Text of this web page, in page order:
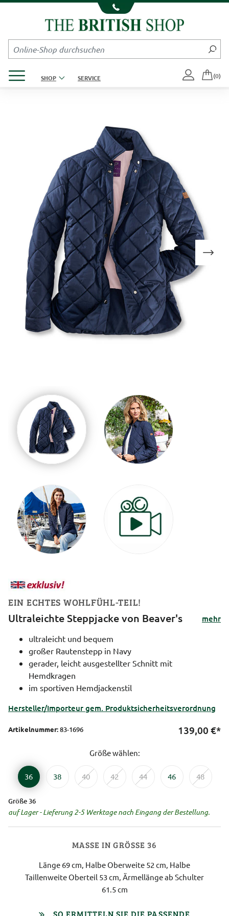
Kompletten Head der Seite überspringen
SHOP SERVICE (0)
EIN ECHTES WOHLFÜHL-TEIL!
Ultraleichte Steppjacke von Beaver's
mehr
ultraleicht und bequem
großer Rautenstepp in Navy
gerader, leicht ausgestellter Schnitt mit
Hemdkragen
im sportiven Hemdjackenstil
Hersteller/Importeur gem. Produktsicherheitsverordnung
Artikelnummer:83-1696 139,00 €*
Größe wählen:
36 38 40 42 44 46 48
Größe 36
auf Lager - Lieferung 2-5 Werktage nach Eingang der Bestellung.
MASSE IN GRÖSSE 36
Länge 69 cm, Halbe Oberweite 52 cm, Halbe
Taillenweite Oberteil 53 cm, Ärmellänge ab Schulter
61.5 cm
SO ERMITTELN SIE DIE PASSENDE